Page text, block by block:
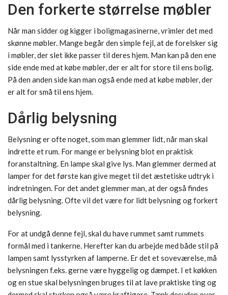
Den forkerte størrelse møbler
Når man sidder og kigger i boligmagasinerne, vrimler det med
skønne møbler. Mange begår den simple fejl, at de forelsker sig
i møbler, der slet ikke passer til deres hjem. Man kan på den ene
side ende med at købe møbler, der er alt for store til ens bolig.
På den anden side kan man også ende med at købe møbler, der
er alt for små til ens hjem.
Dårlig belysning
Belysning er ofte noget, som man glemmer lidt, når man skal
indrette et rum. For mange er belysning blot en praktisk
foranstaltning. En lampe skal give lys. Man glemmer dermed at
lamper for det første kan give meget til det æstetiske udtryk i
indretningen. For det andet glemmer man, at der også findes
dårlig belysning. Ofte vil det være for lidt belysning og forkert
belysning.
For at undgå denne fejl, skal du have rummet samt rummets
formål med i tankerne. Herefter kan du arbejde med både stil på
lampen samt lysstyrken af lamperne. Er det et soveværelse, må
belysningen f.eks. gerne være hyggelig og dæmpet. I et køkken
og en stue skal belysningen bruges til at lave praktiske ting og